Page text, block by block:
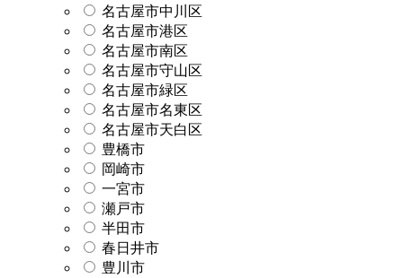
名古屋市中川区
名古屋市港区
名古屋市南区
名古屋市守山区
名古屋市緑区
名古屋市名東区
名古屋市天白区
豊橋市
岡崎市
一宮市
瀬戸市
半田市
春日井市
豊川市